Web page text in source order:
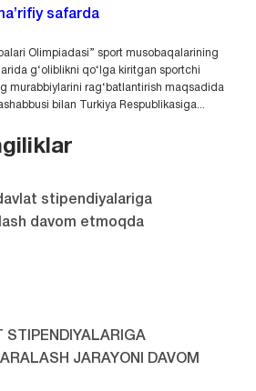
safarda
Olimpiadasi” sport musobaqalarining
g‘oliblikni qo‘lga kiritgan sportchi
murabbiylarini rag‘batlantirish maqsadida
bilan Turkiya Respublikasiga...
stipendiyalariga
davom etmoqda
STIPENDIYALARIGA
JARAYONI DAVOM